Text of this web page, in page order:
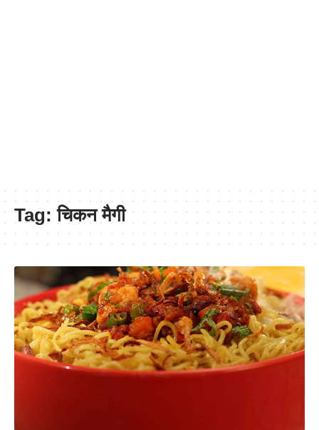
Tag:चिकन मैगी